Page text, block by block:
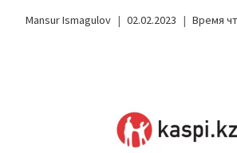
Mansur Ismagulov 02.02.2023 Время